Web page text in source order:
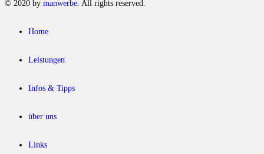
© 2020 by manwerbe . All rights reserved.
Home
Leistungen
Infos & Tipps
über uns
Links